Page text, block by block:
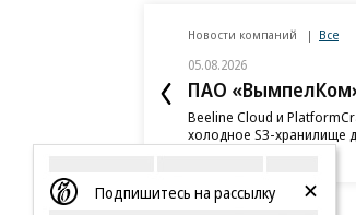
Новости компаний Все
05.08.2026
ПАО
Beeline Cloud и
холодное S3-хранилище
данных бизнеса
Подпишитесь на рассылку